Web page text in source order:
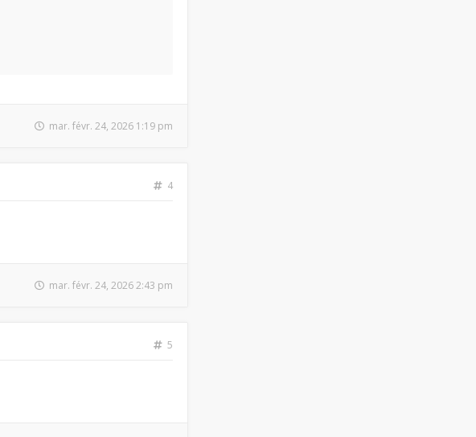
mar. févr. 24, 2026 1:19 pm
4
mar. févr. 24, 2026 2:43 pm
5